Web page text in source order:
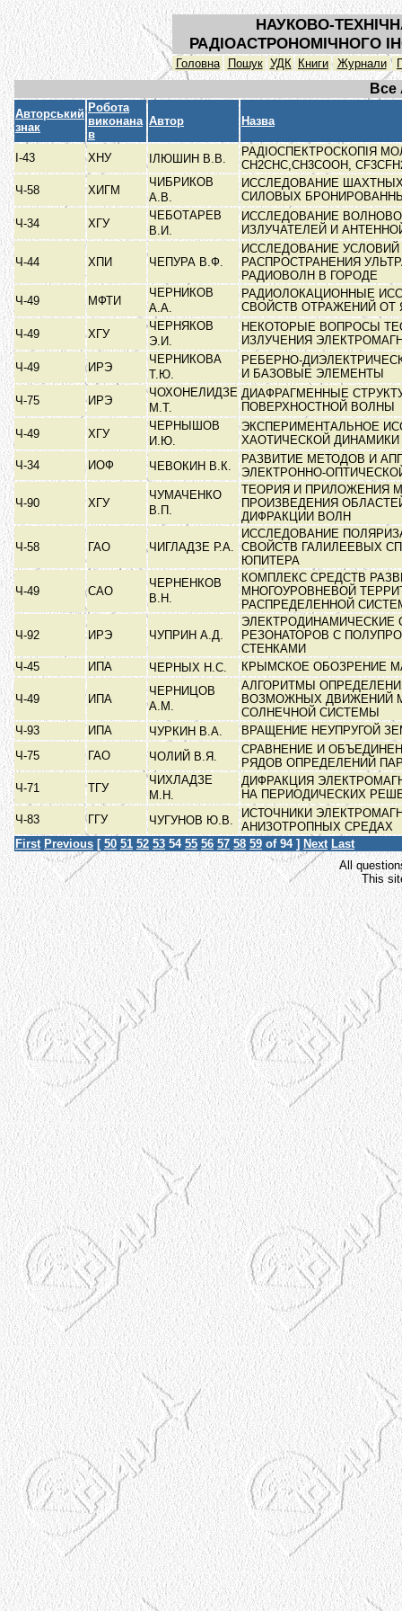
НАУКОВО-
РАДІОАСТРОНОМІЧНОГО
Головна Пошук УДК Книги Журнали
Все
Авторський
знак
Робота
виконана
в
Автор Назва
І-43 ХНУ ІЛЮШИН В.В.
РАДІОСПЕКТРОСКОПІЯ
CH2CHC,CH3COOH,
Ч-58
ХИГМ
ЧИБРИКОВ
А.В.
ИССЛЕДОВАНИЕ
СИЛОВЫХ
Ч-34
ХГУ
ЧЕБОТАРЕВ
В.И.
ИССЛЕДОВАНИЕ
ИЗЛУЧАТЕЛЕЙ И
Ч-44 ХПИ ЧЕПУРА В.Ф.
ИССЛЕДОВАНИЕ УСЛОВИЙ
РАСПРОСТРАНЕНИЯ
РАДИОВОЛН В ГОРОДЕ
Ч-49
МФТИ
ЧЕРНИКОВ
А.А.
РАДИОЛОКАЦИОННЫЕ
СВОЙСТВ ОТРАЖЕНИЙ ОТ
Ч-49
ХГУ
ЧЕРНЯКОВ
Э.И.
НЕКОТОРЫЕ ВОПРОСЫ
ИЗЛУЧЕНИЯ
Ч-49
ИРЭ
ЧЕРНИКОВА
Т.Ю.
РЕБЕРНО-
И БАЗОВЫЕ ЭЛЕМЕНТЫ
Ч-75
ИРЭ
ЧОХОНЕЛИДЗЕ
М.Т.
ДИАФРАГМЕННЫЕ
ПОВЕРХНОСТНОЙ ВОЛНЫ
Ч-49
ХГУ
ЧЕРНЫШОВ
И.Ю.
ЭКСПЕРИМЕНТАЛЬНОЕ
ХАОТИЧЕСКОЙ ДИНАМИКИ
Ч-34
ИОФ ЧЕВОКИН В.К.
РАЗВИТИЕ МЕТОДОВ И
ЭЛЕКТРОННО-
Ч-90 ХГУ
ЧУМАЧЕНКО
В.П.
ТЕОРИЯ И ПРИЛОЖЕНИЯ
ПРОИЗВЕДЕНИЯ
ДИФРАКЦИИ ВОЛН
Ч-58 ГАО ЧИГЛАДЗЕ Р.А.
ИССЛЕДОВАНИЕ
СВОЙСТВ ГАЛИЛЕЕВЫХ
ЮПИТЕРА
Ч-49 САО
ЧЕРНЕНКОВ
В.Н.
КОМПЛЕКС СРЕДСТВ
МНОГОУРОВНЕВОЙ
РАСПРЕДЕЛЕННОЙ
Ч-92 ИРЭ ЧУПРИН А.Д.
ЭЛЕКТРОДИНАМИЧЕСКИЕ
РЕЗОНАТОРОВ С
СТЕНКАМИ
Ч-45
ИПА ЧЕРНЫХ Н.С. КРЫМСКОЕ ОБОЗРЕНИЕ
Ч-49 ИПА
ЧЕРНИЦОВ
А.М.
АЛГОРИТМЫ
ВОЗМОЖНЫХ ДВИЖЕНИЙ
СОЛНЕЧНОЙ СИСТЕМЫ
Ч-93
ИПА ЧУРКИН В.А.
ВРАЩЕНИЕ НЕУПРУГОЙ
Ч-75
ГАО ЧОЛИЙ В.Я.
СРАВНЕНИЕ И
РЯДОВ ОПРЕДЕЛЕНИЙ
Ч-71
ТГУ
ЧИХЛАДЗЕ
М.Н.
ДИФРАКЦИЯ
НА ПЕРИОДИЧЕСКИХ
Ч-83
ГГУ ЧУГУНОВ Ю.В.
ИСТОЧНИКИ
АНИЗОТРОПНЫХ СРЕДАХ
First Previous [ 50 51 52 53 54 55 56 57 58 59 of 94 ] Next Last
All
This